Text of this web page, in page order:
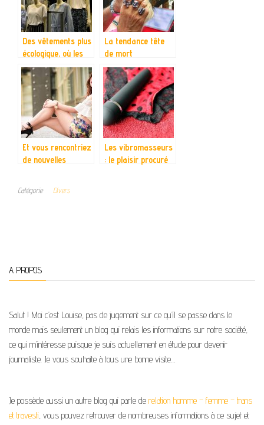
Des vêtements plus
écologique, où les
trouver ?
La tendance tête
de mort
Et vous rencontriez
de nouvelles
Les vibromasseurs
: le plaisir procuré
Catégorie Divers
A PROPOS
Salut ! Moi c’est Louise, pas de jugement sur ce qu’il se passe dans le
monde mais seulement un blog qui relais les informations sur notre société,
ce qui m’intéresse puisque je suis actuellement en étude pour devenir
journaliste. Je vous souhaite à tous une bonne visite…
Je possède aussi un autre blog qui parle de relation homme – femme – trans
et travesti, vous pouvez retrouver de nombreuses informations à ce sujet et